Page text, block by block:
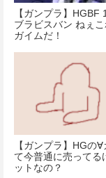
【ガンプラ】HGBF
ブラビスバン ねぇ
ガイムだ！
【ガンプラ】HGの
て今普通に売ってる
ットなの？